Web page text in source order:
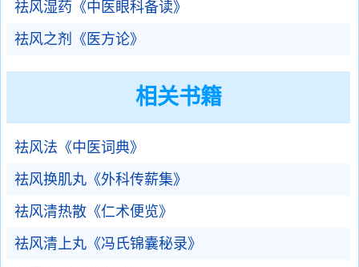
祛风湿药《中医眼科备读》
祛风之剂《医方论》
相关书籍
祛风法《中医词典》
祛风换肌丸《外科传薪集》
祛风清热散《仁术便览》
祛风清上丸《冯氏锦囊秘录》